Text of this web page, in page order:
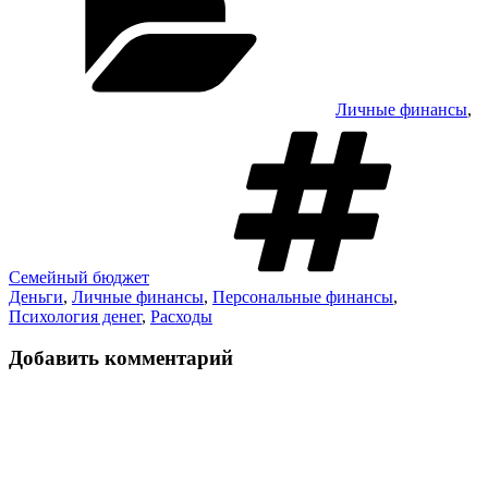
Личные финансы,
Семейный бюджет
Деньги, Личные финансы, Персональные финансы,
Психология денег, Расходы
Добавить комментарий